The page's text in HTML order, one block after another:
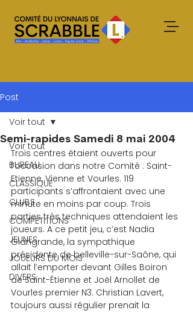
Post
Voir tout
BUREAU
CLASSIQUE
CLUBS
COMPETITIONS
JEUNES
JOUEURS DU MOIS
DIVERS
Voir tout
Semi-rapides Samedi 8 mai 2004
Trois centres étaient ouverts pour
l’occasion dans notre Comité : Saint-
Etienne, Vienne et Vourles. 119
participants s’affrontaient avec une
minute en moins par coup. Trois
parties très techniques attendaient les
joueurs. A ce petit jeu, c’est Nadia
Giangrande, la sympathique
présidente de belleville-sur-Saône, qui
allait l’emporter devant Gilles Boiron
de Saint-Étienne et Joël Arnollet de
Vourles premier N3. Christian Lavert,
toujours aussi régulier prenait la